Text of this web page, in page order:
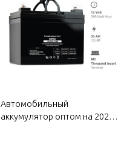
для кузова Wuling
Автомобильный
аккумулятор оптом на 2022